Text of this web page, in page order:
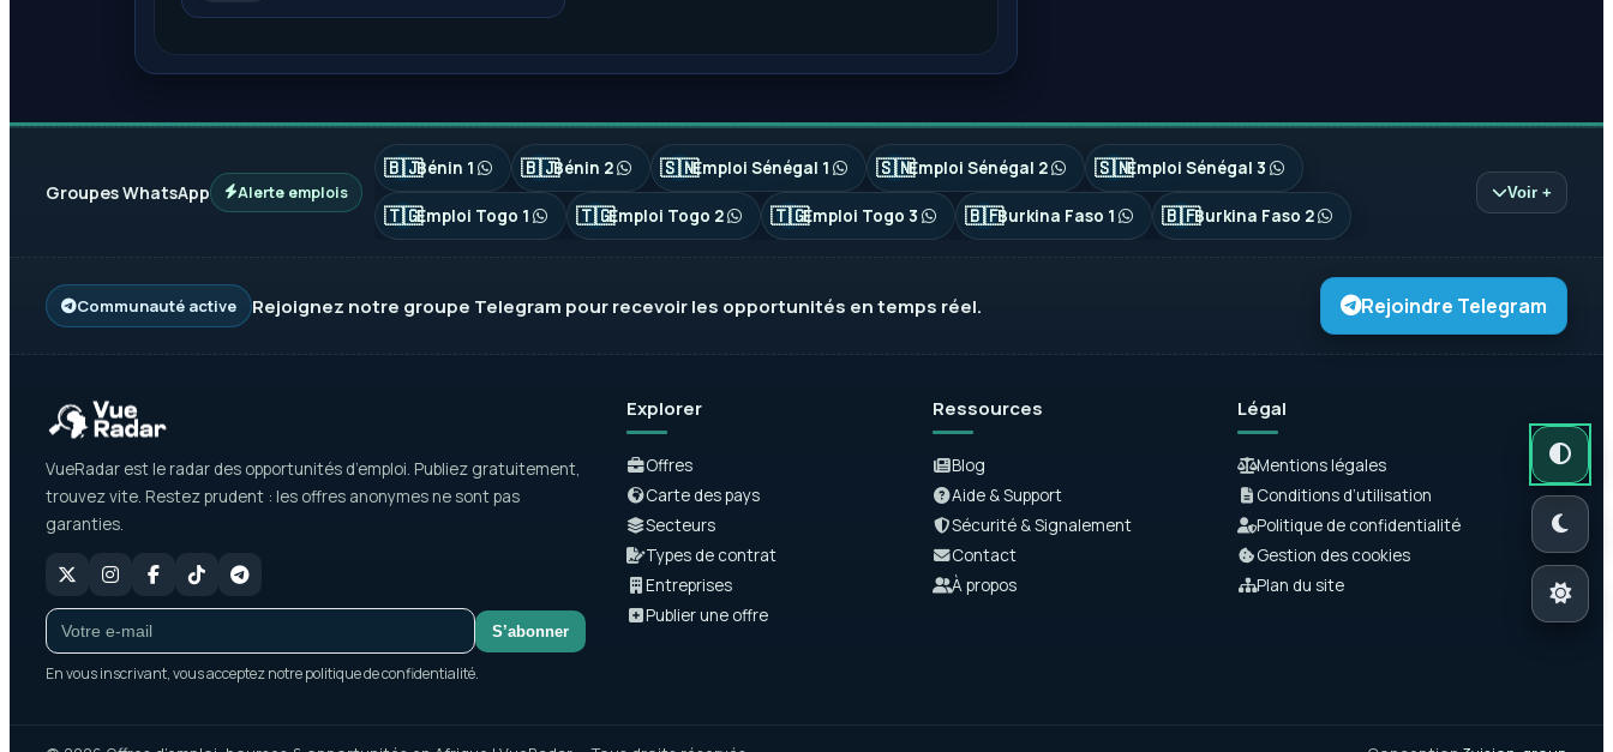
Groupes WhatsApp Alerte emplois
🇧🇯Bénin 1 🇧🇯Bénin 2 🇸🇳Emploi Sénégal 1 🇸🇳Emploi Sénégal 2 🇸🇳Emploi Sénégal 3
🇹🇬Emploi Togo 1 🇹🇬Emploi Togo 2 🇹🇬Emploi Togo 3 🇧🇫Burkina Faso 1 🇧🇫Burkina Faso 2
Voir +
Communauté active Rejoignez notre groupe Telegram pour recevoir les opportunités en temps réel. Rejoindre Telegram
VueRadar est le radar des opportunités d’emploi. Publiez gratuitement,
trouvez vite. Restez prudent : les offres anonymes ne sont pas
garanties.
S’abonner
En vous inscrivant, vous acceptez notre politique de confidentialité.
Explorer
Offres
Carte des pays
Secteurs
Types de contrat
Entreprises
Publier une offre
Ressources
Blog
Aide & Support
Sécurité & Signalement
Contact
À propos
Légal
Mentions légales
Conditions d’utilisation
Politique de confidentialité
Gestion des cookies
Plan du site
Mode
Mode
Mode clair